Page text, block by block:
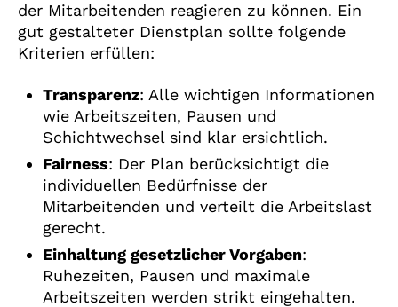
der Mitarbeitenden reagieren zu können. Ein
gut gestalteter Dienstplan sollte folgende
Kriterien erfüllen:
Transparenz: Alle wichtigen Informationen
wie Arbeitszeiten, Pausen und
Schichtwechsel sind klar ersichtlich.
Fairness: Der Plan berücksichtigt die
individuellen Bedürfnisse der
Mitarbeitenden und verteilt die Arbeitslast
gerecht.
Einhaltung gesetzlicher Vorgaben:
Ruhezeiten, Pausen und maximale
Arbeitszeiten werden strikt eingehalten.